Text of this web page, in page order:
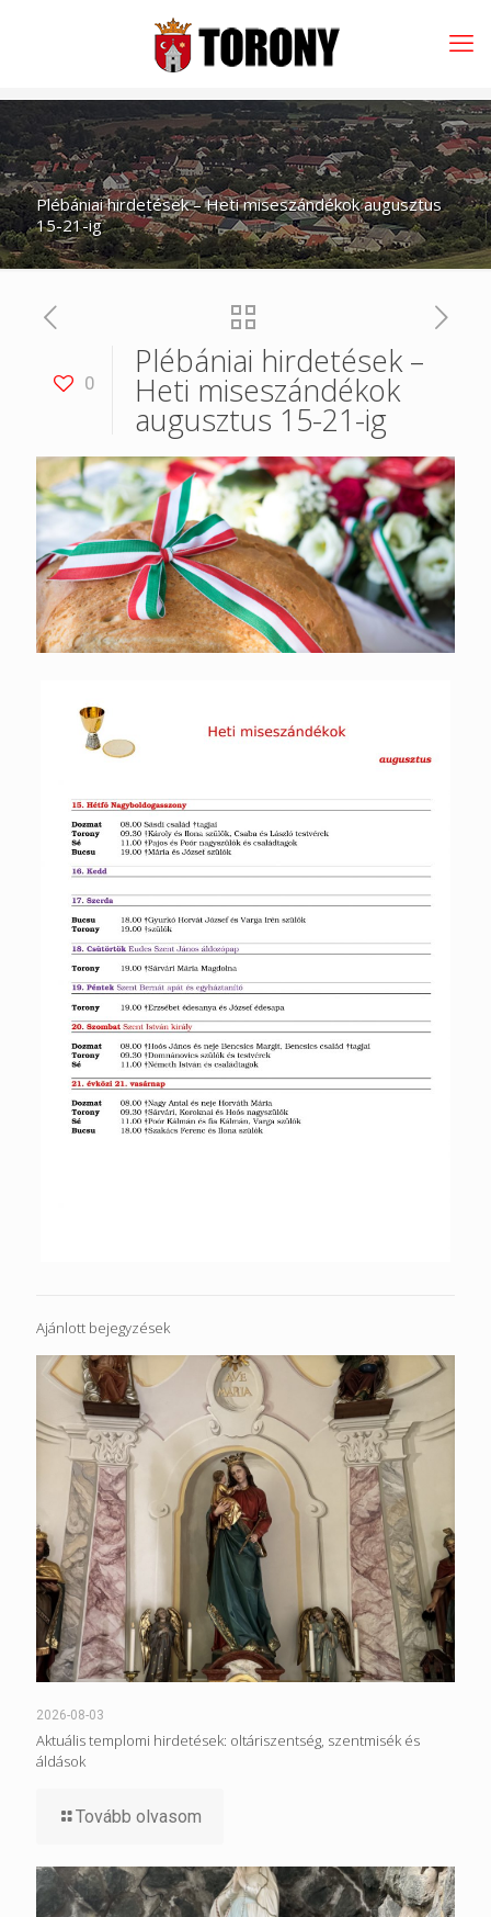
Plébániai hirdetések – Heti miseszándékok augusztus
15-21-ig
0
Plébániai hirdetések –
Heti miseszándékok
augusztus 15-21-ig
Ajánlott bejegyzések
2026-08-03
Aktuális templomi hirdetések: oltáriszentség, szentmisék és
áldások
Tovább olvasom